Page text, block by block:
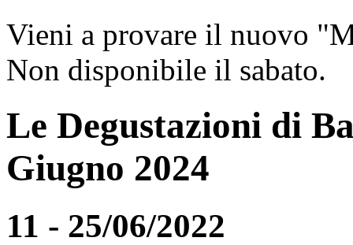
Vieni a provare il nuovo
Non disponibile il sabato.
Le Degustazioni di
Giugno 2024
11 - 25/06/2022